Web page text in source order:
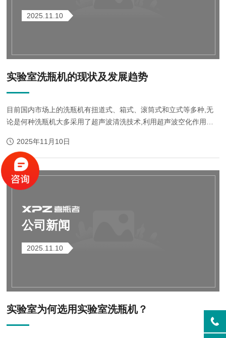
2025.11.10
实验室洗瓶机的现状及发展趋势
目前国内市场上的洗瓶机有扭道式、箱式、滚筒式和立式等多种,无
论是何种洗瓶机大多采用了超声波清洗技术,利用超声波空化作用所
较牢固的物质。但安...
2025年11月10日
公司新闻
2025.11.10
实验室为何选用实验室洗瓶机？